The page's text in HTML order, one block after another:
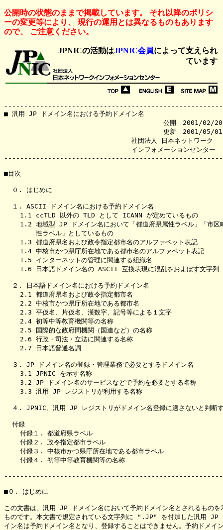
公開時の状態のままで掲載しています。 それ以降のポリシ
ーの変更等により、 現行の運用とは異なるものもあります
ので、 ご注意ください。
JPNICの活動はJPNIC会員によって支えられ
ています
■ 汎用 JP ドメイン名における予約ドメイン名
公開　2001/02/
更新　2001/05/
                                社団法人 日本ネットワーク
                                インフォメーションセンター
■目次
  ０. はじめに
  １. ASCII ドメイン名における予約ドメイン名
    1.1 ccTLD 以外の TLD として ICANN が定めているもの
1.2 地域型 JP ドメイン名において「都道府県属性ラベル」「市区
        性ラベル」としているもの
    1.3 都道府県名および政令指定都市名のアルファベット表記
    1.4 中核市かつ県庁所在地である都市名のアルファベット表記
    1.5 インターネットの管理に関連する組織名
    1.6 日本語ドメイン名の ASCII 互換表現に混乱をおよぼす文字列
  ２. 日本語ドメイン名における予約ドメイン名
    2.1 都道府県名および政令指定都市名
    2.2 中核市かつ県庁所在地である都市名
    2.3 平仮名、片仮名、漢数字、記号等による１文字
    2.4 初等中等教育機関等の名称
    2.5 国際的な政府間機関（国連など）の名称
    2.6 行政・司法・立法に関連する名称
    2.7 日本語普通名詞
  ３. JP ドメイン名の登録・管理業務で必要とするドメイン名
    3.1 JPNIC を示す名称
    3.2 JP ドメイン名のサービスなどで予約を必要とする名称
    3.3 汎用 JP レジストリが利用する名称
４. JPNIC、汎用 JP レジストリがドメイン名登録に適さないと判断
  付録
    付録１. 都道府県ラベル
    付録２. 政令指定都市ラベル
    付録３. 中核市かつ県庁所在地である都市ラベル
    付録４. 初等中等教育機関等の名称
■０. はじめに
この文書は、汎用 JP ドメイン名において予約ドメイン名とされるものを
ものです。本文書で規定されている文字列に ".JP" を付加した汎用 JP
イン名は予約ドメイン名となり、登録することはできません。予約ドメイ